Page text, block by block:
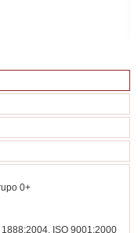
0+
ISO 9001:2000